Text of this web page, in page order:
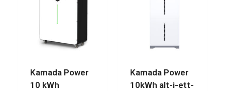
Kamada Power
10 kWh
Kamada Power
10kWh alt-i-ett-